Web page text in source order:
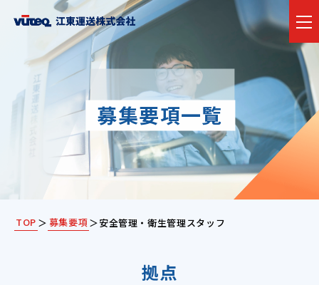
Recruit
募集要項一覧
TOP ＞ 募集要項＞安全管理・衛生管理スタッフ
拠点